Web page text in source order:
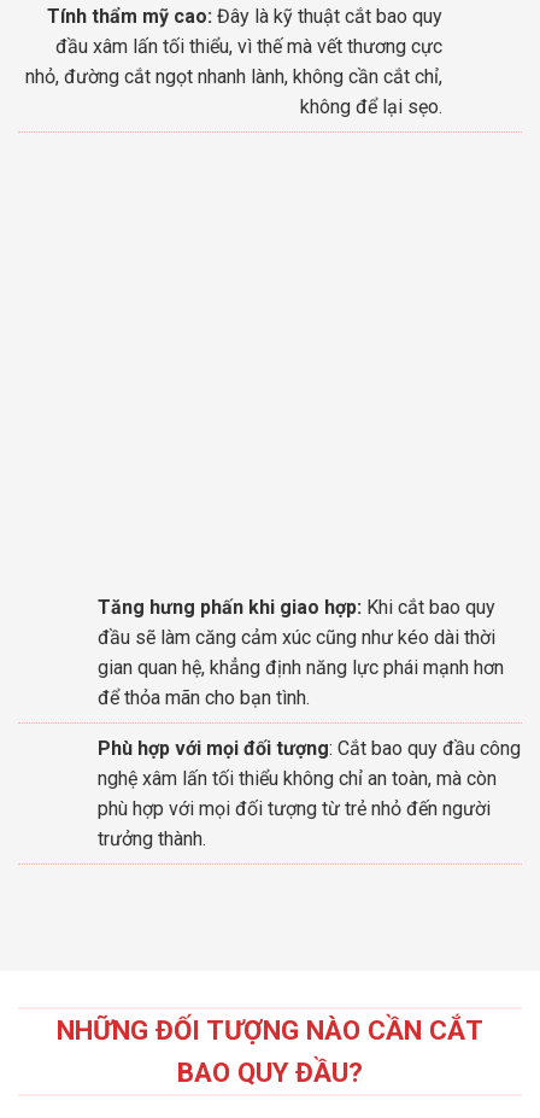
Tính thẩm mỹ cao: Đây là kỹ thuật cắt bao quy
đầu xâm lấn tối thiểu, vì thế mà vết thương cực
nhỏ, đường cắt ngọt nhanh lành, không cần cắt chỉ,
không để lại sẹo.
Tăng hưng phấn khi giao hợp: Khi cắt bao quy
đầu sẽ làm căng cảm xúc cũng như kéo dài thời
gian quan hệ, khẳng định năng lực phái mạnh hơn
để thỏa mãn cho bạn tình.
Phù hợp với mọi đối tượng: Cắt bao quy đầu công
nghệ xâm lấn tối thiểu không chỉ an toàn, mà còn
phù hợp với mọi đối tượng từ trẻ nhỏ đến người
trưởng thành.
NHỮNG ĐỐI TƯỢNG NÀO CẦN CẮT
BAO QUY ĐẦU?